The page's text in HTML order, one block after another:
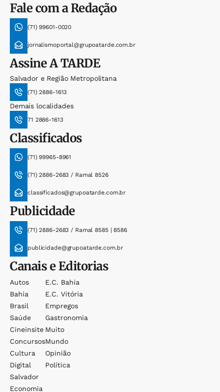
Fale com a Redação
(71) 99601-0020
jornalismoportal@grupoatarde.com.br
AssineA TARDE
Salvador e Região Metropolitana
(71) 2886-1613
Demais localidades
71 2886-1613
Classificados
(71) 99965-8961
(71) 2886-2683 / Ramal 8526
classificados@grupoatarde.com.br
Publicidade
(71) 2886-2683 / Ramal 8585 | 8586
publicidade@grupoatarde.com.br
Canais e Editorias
Autos
Bahia
Brasil
Saúde
Cineinsite
Concursos
Cultura
Digital
Salvador
Economia
E.c. Bahia
E.c. Vitória
Empregos
Gastronomia
Muito
Mundo
Opinião
Política